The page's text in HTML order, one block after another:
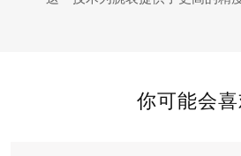
你可能会喜